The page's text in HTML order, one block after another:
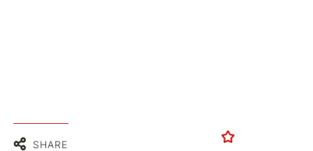
SHARE